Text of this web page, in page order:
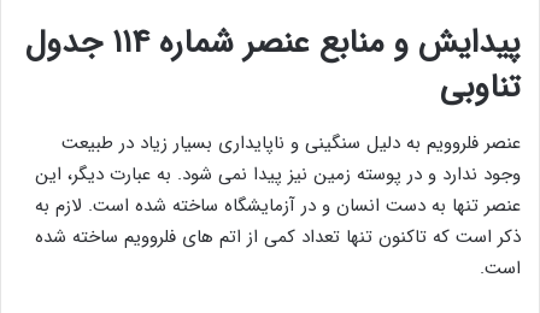
پیدایش و منابع عنصر شماره ۱۱۴ جدول
تناوبی
عنصر فلروویم به دلیل سنگینی و ناپایداری بسیار زیاد در طبیعت
وجود ندارد و در پوسته زمین نیز پیدا نمی شود. به عبارت دیگر، این
عنصر تنها به دست انسان و در آزمایشگاه ساخته شده است. لازم به
ذکر است که تاکنون تنها تعداد کمی از اتم ‌های فلروویم ساخته شده
است.